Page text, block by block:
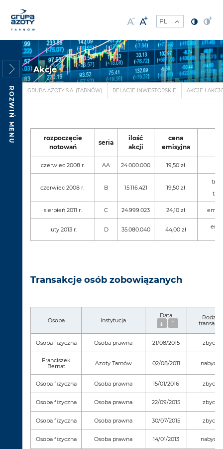
ROZWIŃ MENU
Akcje
GRUPA AZOTY S.A. (TARNÓW) RELACJE INWESTORSKIE AKCJE I
rozpoczęcie
notowań
seria
ilość
akcji
cena
emisyjna
czerwiec 2008 r. AA 24.000.000 19,50 zł
czerwiec 2008 r. B 15.116.421 19,50 zł
sierpień 2011 r. C 24.999.023 24,10 zł
luty 2013 r. D 35.080.040 44,00 zł
Transakcje osób zobowiązanych
Osoba Instytucja
Data
Rodzaj
Osoba fizyczna Osoba prawna 21/08/2015 zbycie
Franciszek
Bernat
Azoty Tarnów 02/08/2011 nabycie
Osoba fizyczna Osoba prawna 15/01/2016 zbycie
Osoba fizyczna Osoba prawna 22/09/2015 zbycie
Osoba fizyczna Osoba prawna 30/07/2015 zbycie
Osoba fizyczna Osoba prawna 14/01/2013 nabycie